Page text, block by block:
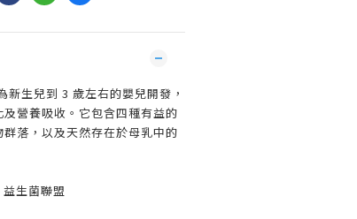
生兒到 3 歲左右的嬰兒開發，
營養吸收。它包含四種有益的
落，以及天然存在於母乳中的
生菌聯盟